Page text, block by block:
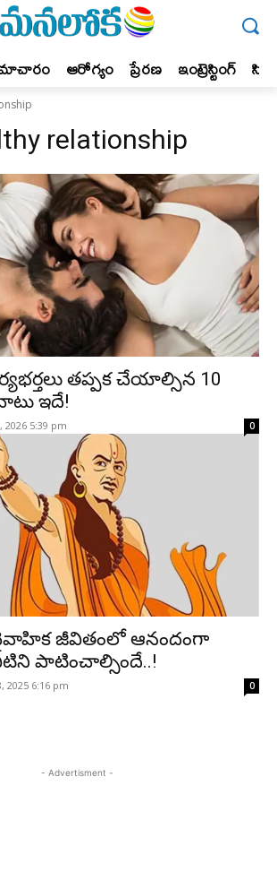
ఆరోగ్యం ప్రేర‌ణ‌ ఇంట్రెస్టింగ్‌
relationship
తప్పక చేయాల్సిన 10
ఇదే!
2026 5:39 pm 0
జీవితంలో ఆనందంగా
పాటించాల్సిందే..!
2025 6:16 pm 0
- Advertisment -